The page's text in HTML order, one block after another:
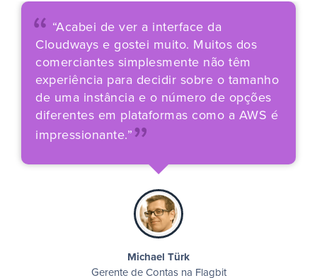
“ “Acabei de ver a interface da
Cloudways e gostei muito. Muitos dos
comerciantes simplesmente não têm
experiência para decidir sobre o tamanho
de uma instância e o número de opções
diferentes em plataformas como a AWS é
impressionante.”„
Michael Türk
Gerente de Contas na Flagbit